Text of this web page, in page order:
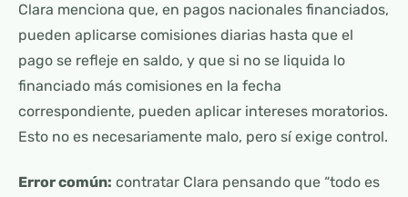
Clara menciona que, en pagos nacionales financiados,
pueden aplicarse comisiones diarias hasta que el
pago se refleje en saldo, y que si no se liquida lo
financiado más comisiones en la fecha
correspondiente, pueden aplicar intereses moratorios.
Esto no es necesariamente malo, pero sí exige control.
Error común: contratar Clara pensando que “todo es